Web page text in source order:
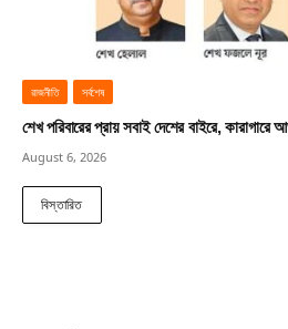
রাজনীতি সর্বশেষ
শেখ পরিবারের প্রায় সবাই দেশের বাইরে, কারাগারে
August 6, 2026
বিস্তারিত